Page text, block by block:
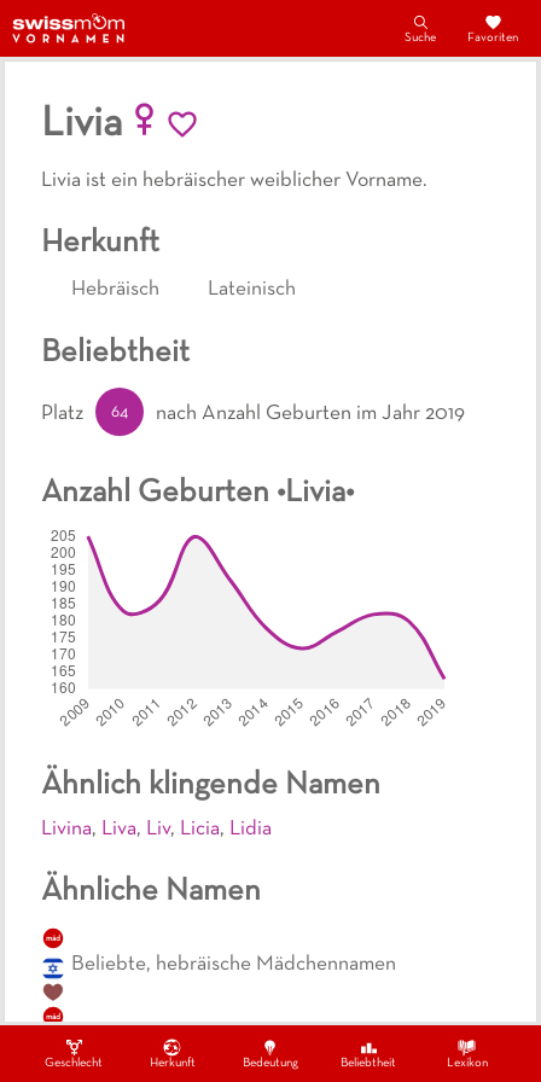
Geschlecht Herkunft Bedeutung Beliebtheit Lexikon
Suche Favoriten
Livia
Livia ist ein hebräischer weiblicher Vorname.
Herkunft
Hebräisch Lateinisch
Ähnlich klingende Namen
Livina, Liva, Liv, Licia, Lidia
Ähnliche Namen
mäd
Beliebte, hebräische Mädchennamen
mäd
Top, hebräische Mädchennamen
Beliebtheit
Platz 64 nach Anzahl Geburten im Jahr 2019
Anzahl Geburten •Livia•